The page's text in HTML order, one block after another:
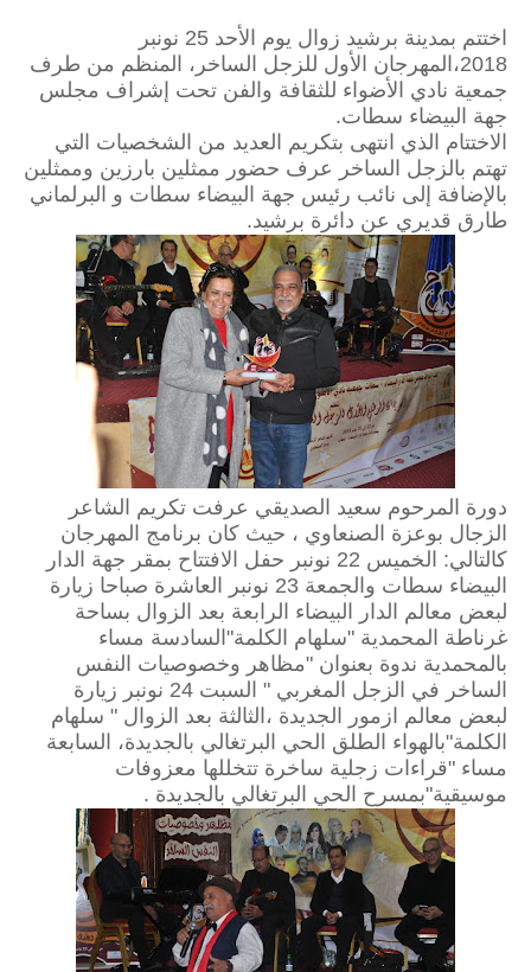
اختتم بمدينة برشيد زوال يوم الأحد 25 نونبر
2018،المهرجان الأول للزجل الساخر، المنظم من طرف
جمعية نادي الأضواء للثقافة والفن تحت إشراف مجلس
جهة البيضاء سطات.
الاختتام الذي انتهى بتكريم العديد من الشخصيات التي
تهتم بالزجل الساخر عرف حضور ممثلين بارزين وممثلين
بالإضافة إلى نائب رئيس جهة البيضاء سطات و البرلماني
طارق قديري عن دائرة برشيد.
دورة المرحوم سعيد الصديقي عرفت تكريم الشاعر
الزجال بوعزة الصنعاوي ، حيث كان برنامج المهرجان
كالتالي: الخميس 22 نونبر حفل الافتتاح بمقر جهة الدار
البيضاء سطات والجمعة 23 نونبر العاشرة صباحا زيارة
لبعض معالم الدار البيضاء الرابعة بعد الزوال بساحة
غرناطة المحمدية "سلهام الكلمة"السادسة مساء
بالمحمدية ندوة بعنوان "مظاهر وخصوصيات النفس
الساخر في الزجل المغربي " السبت 24 نونبر زيارة
لبعض معالم ازمور الجديدة ،الثالثة بعد الزوال " سلهام
الكلمة"بالهواء الطلق الحي البرتغالي بالجديدة، السابعة
مساء "قراءات زجلية ساخرة تتخللها معزوفات
موسيقية"بمسرح الحي البرتغالي بالجديدة .